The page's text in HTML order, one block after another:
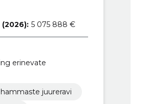
5 075 888 €
erinevate
juureravi